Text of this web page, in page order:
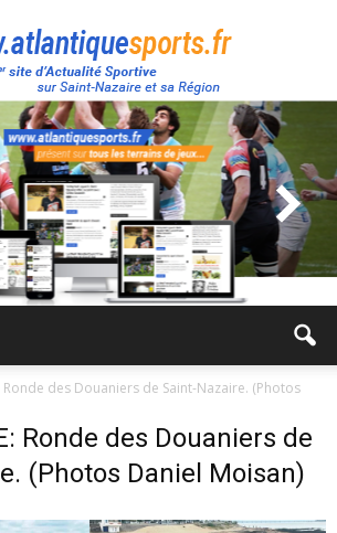
Atlantique
Sport
Ronde des Douaniers de Saint-Nazaire. (Photos
Ronde des Douaniers de
(Photos Daniel Moisan)